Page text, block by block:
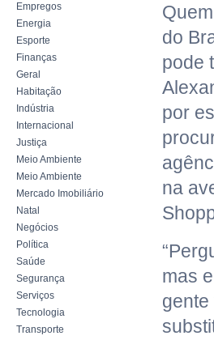
Empregos
Energia
Esporte
Finanças
Geral
Habitação
Indústria
Internacional
Justiça
Meio Ambiente
Meio Ambiente
Mercado Imobiliário
Natal
Negócios
Política
Saúde
Segurança
Serviços
Tecnologia
Transporte
do
pode
por
na
mas